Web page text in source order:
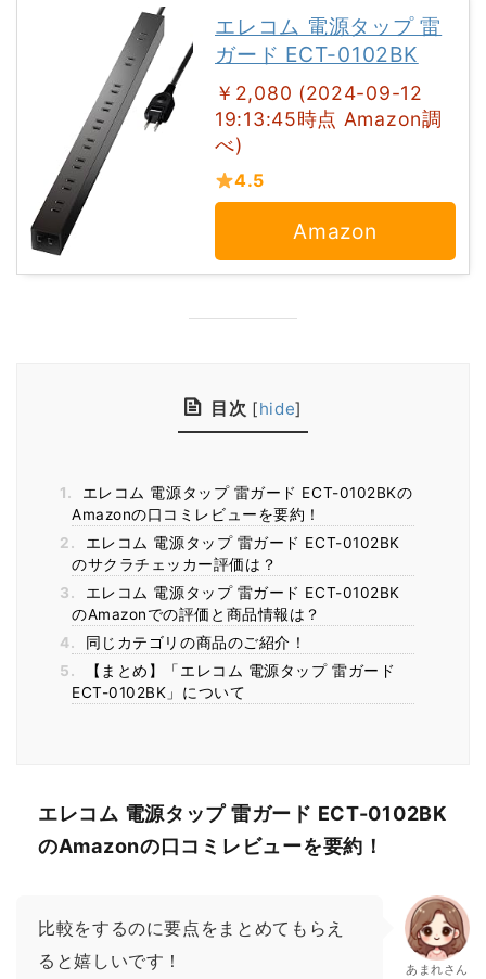
エレコム 電源タップ 雷
ガード ECT-0102BK
￥2,080 (2024-09-12
19:13:45時点 Amazon調
べ)
4.5
Amazon
目次 [hide]
1.
エレコム 電源タップ 雷ガード ECT-0102BKの
Amazonの口コミレビューを要約！
2.
エレコム 電源タップ 雷ガード ECT-0102BK
のサクラチェッカー評価は？
3.
エレコム 電源タップ 雷ガード ECT-0102BK
のAmazonでの評価と商品情報は？
4.
同じカテゴリの商品のご紹介！
5.
【まとめ】「エレコム 電源タップ 雷ガード
ECT-0102BK」について
エレコム 電源タップ 雷ガード ECT-0102BK
のAmazonの口コミレビューを要約！
比較をするのに要点をまとめてもらえ
ると嬉しいです！
あまれさん